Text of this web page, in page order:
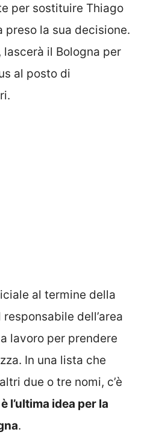
per sostituire Thiago
preso la sua decisione.
lascerà il Bologna per
al posto di
al termine della
dell’area
lavoro per prendere
In una lista che
due o tre nomi, c’è
l’ultima idea per la
.